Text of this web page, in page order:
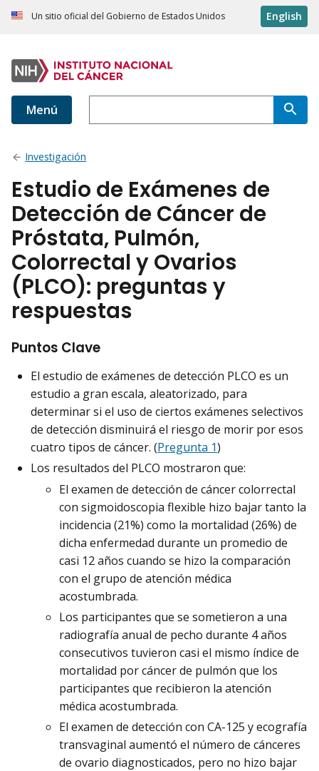
Un sitio oficial del Gobierno de Estados Unidos English
Menú
Investigación
Estudio de Exámenes de
Detección de Cáncer de
Próstata, Pulmón,
Colorrectal y Ovarios
(PLCO): preguntas y
respuestas
Puntos Clave
El estudio de exámenes de detección PLCO es un
estudio a gran escala, aleatorizado, para
determinar si el uso de ciertos exámenes selectivos
de detección disminuirá el riesgo de morir por esos
cuatro tipos de cáncer. (Pregunta 1)
Los resultados del PLCO mostraron que:
El examen de detección de cáncer colorrectal
con sigmoidoscopia flexible hizo bajar tanto la
incidencia (21%) como la mortalidad (26%) de
dicha enfermedad durante un promedio de
casi 12 años cuando se hizo la comparación
con el grupo de atención médica
acostumbrada.
Los participantes que se sometieron a una
radiografía anual de pecho durante 4 años
consecutivos tuvieron casi el mismo índice de
mortalidad por cáncer de pulmón que los
participantes que recibieron la atención
médica acostumbrada.
El examen de detección con CA-125 y ecografía
transvaginal aumentó el número de cánceres
de ovario diagnosticados, pero no hizo bajar